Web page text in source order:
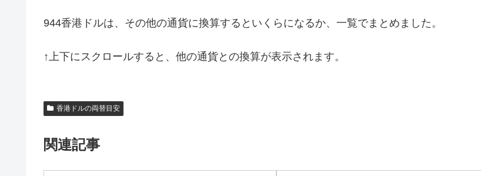
944香港ドルは、その他の通貨に換算するといくらになるか、一覧でまとめました。
↑上下にスクロールすると、他の通貨との換算が表示されます。
香港ドルの両替目安
関連記事